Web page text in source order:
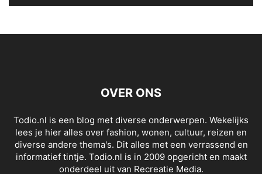
OVER ONS
Todio.nl is een blog met diverse onderwerpen. Wekelijks
lees je hier alles over fashion, wonen, cultuur, reizen en
diverse andere thema's. Dit alles met een verrassend en
informatief tintje. Todio.nl is in 2009 opgericht en maakt
onderdeel uit van Recreatie Media.